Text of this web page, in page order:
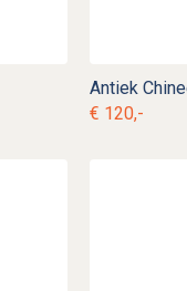
€ 120,-